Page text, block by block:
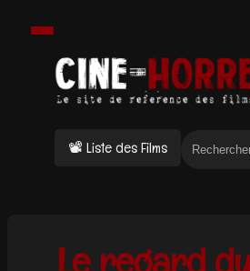
📽 Liste des Films